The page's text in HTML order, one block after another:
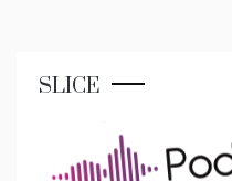
SLICE